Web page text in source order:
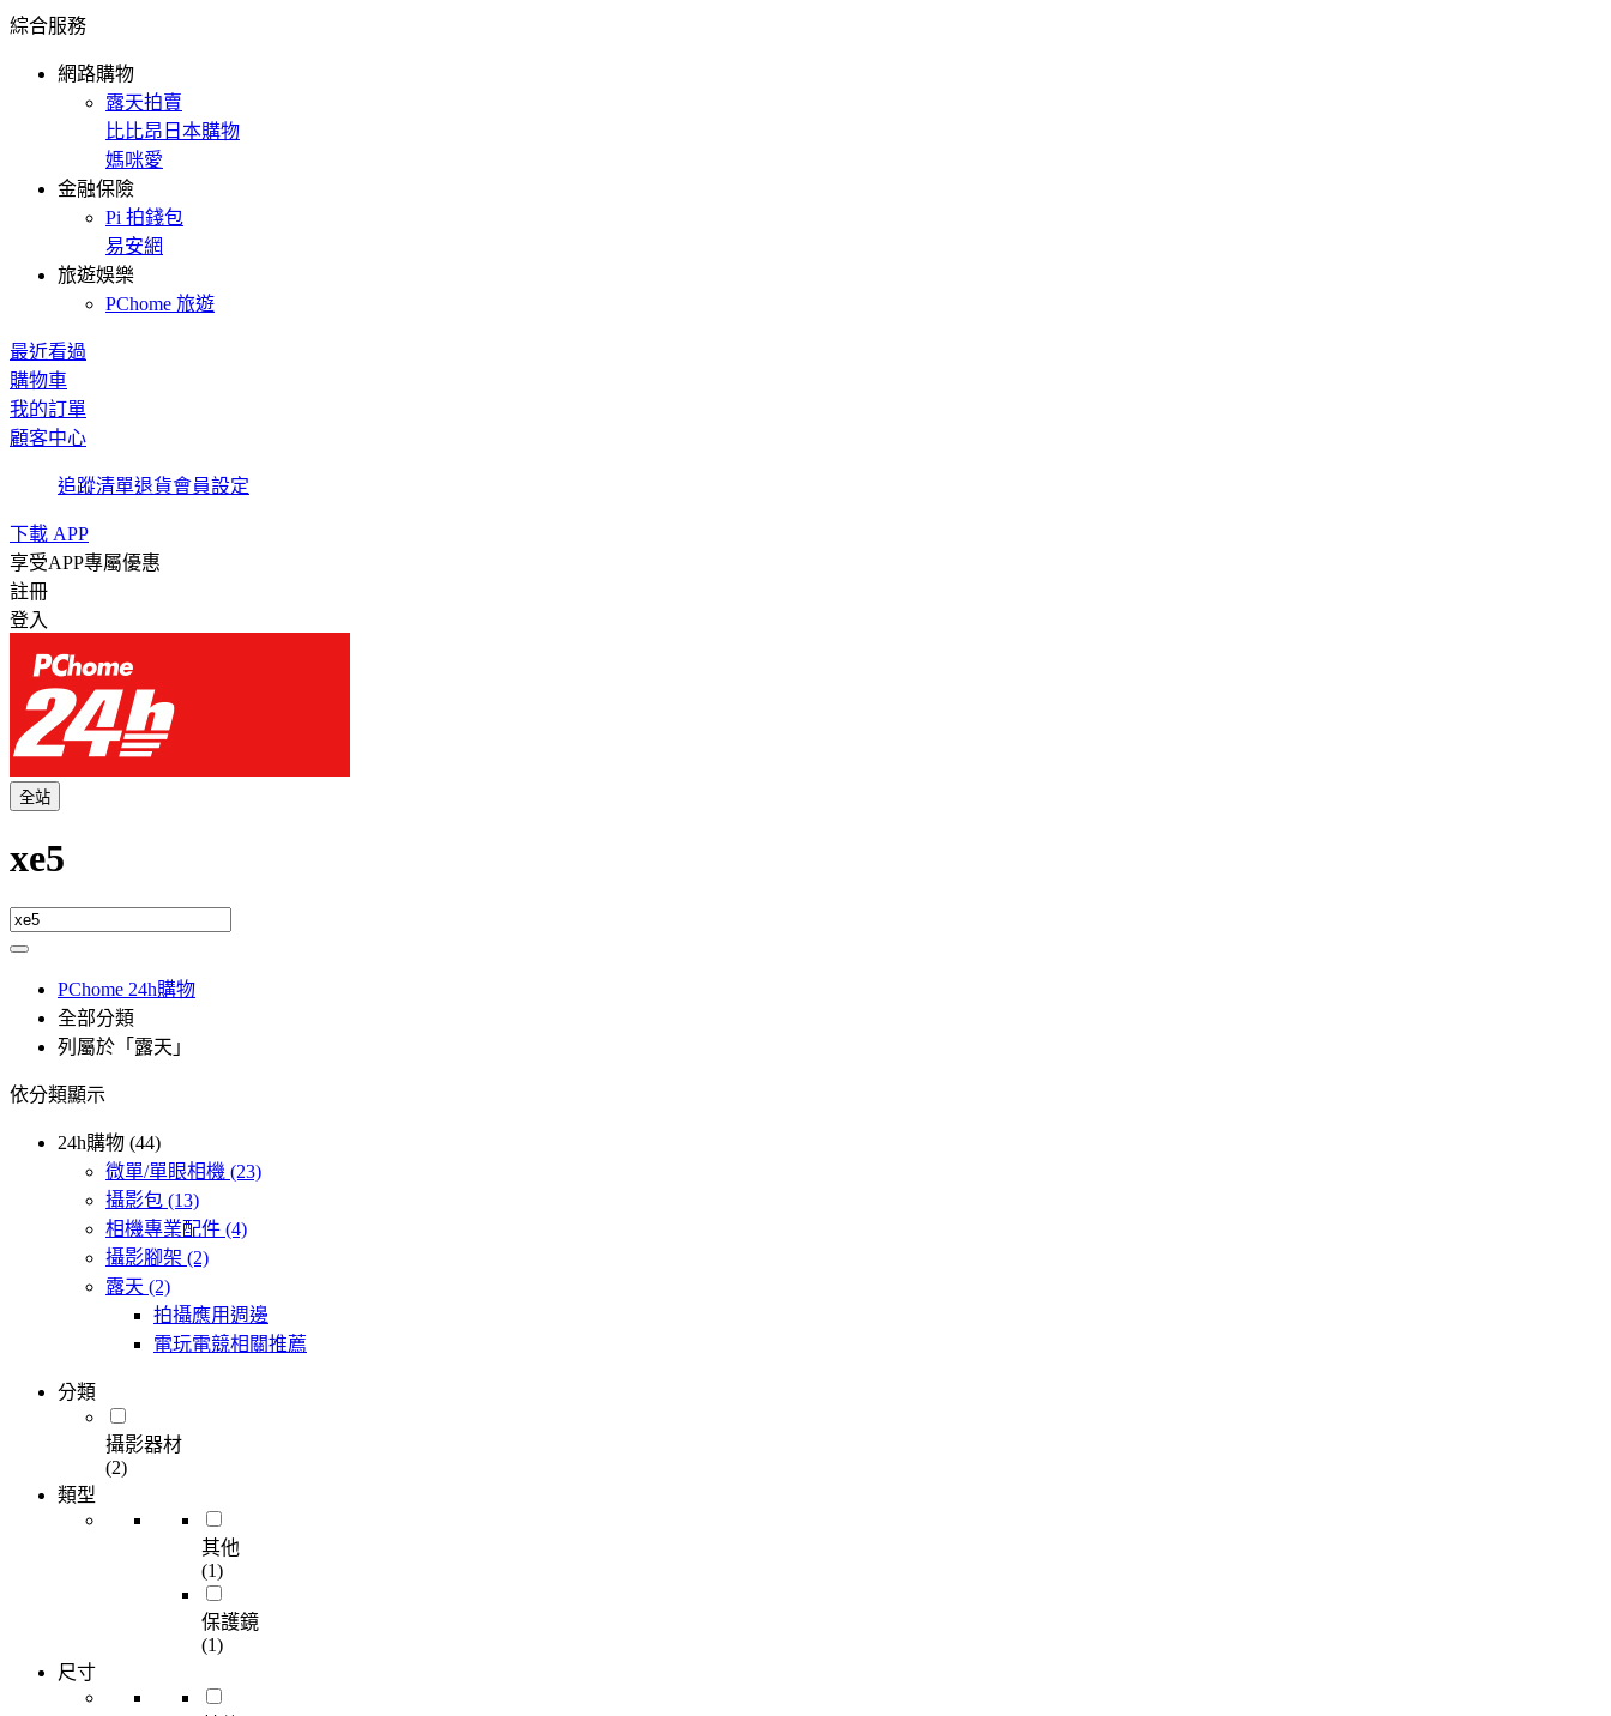
綜合服務
網路購物
露天拍賣
比比昂日本購物
媽咪愛
金融保險
Pi 拍錢包
易安網
旅遊娛樂
PChome 旅遊
最近看過
購物車
我的訂單
顧客中心
追蹤清單退貨會員設定
下載 APP
享受APP專屬優惠
註冊
登入
全站
xe5
PChome 24h購物
全部分類
列屬於「露天」
依分類顯示
24h購物 (44)
微單/單眼相機 (23)
攝影包 (13)
相機專業配件 (4)
攝影腳架 (2)
露天 (2)
拍攝應用週邊
電玩電競相關推薦
分類
攝影器材
(2)
類型
其他
(1)
保護鏡
(1)
尺寸